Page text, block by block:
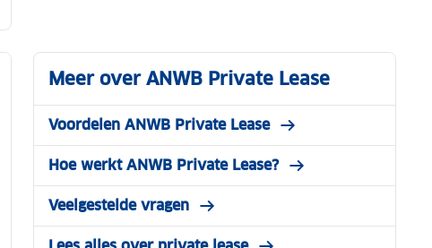
Meer over ANWB Private Lease
Voordelen ANWB Private Lease
Hoe werkt ANWB Private Lease?
Veelgestelde vragen